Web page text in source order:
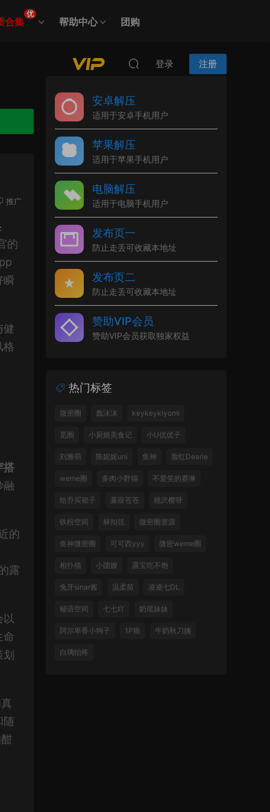
合集
优
帮助中心 团购
登录 注册
推广
的
瞬
健
格
搭
融
的
露
以
命
随
安卓解压
适用于安卓手机用户
苹果解压
适用于苹果手机用户
电脑解压
适用于电脑手机用户
发布页一
防止走丢可收藏本地址
发布页二
防止走丢可收藏本地址
赞助VIP会员
赞助VIP会员获取独家权益
热门标签
微密圈 蠢沫沫 keykeykiyomi
觅圈 小厨娘美食记 小U优优子
刘雅萌 陈妮妮uni 鱼神 脸红Dearie
weme圈 多肉小野猫 不爱笑的赛琳
给乔买裙子 蒹葭苍苍 桃沢樱呀
铁粉空间 林扣弦 微密圈资源
鱼神微密圈 可可西yyy 微密weme圈
相扑猫 小团嫂 露宝吃不饱
兔牙sinar酱 温柔苗 凌凌七DL
秘语空间 七七吖 奶瑶妹妹
阿尔卑香小狗子 1P狼 牛奶秋刀姨
白璃怕疼